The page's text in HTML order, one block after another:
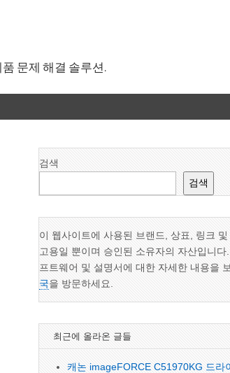
문제 해결 솔루션.
검색
검색
이 웹사이트에 사용된 브랜드, 상표, 링크
고용일 뿐이며 승인된 소유자의 자산입니다
프트웨어 및 설명서에 대한 자세한 내용을
국을 방문하세요.
최근에 올라온 글들
캐논 imageFORCE C51970KG 드라